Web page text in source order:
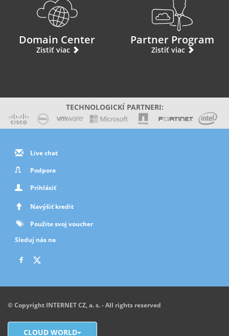
Domain Center
Zistiť viac
Partner Program
Zistiť viac
TECHNOLOGICKÍ PARTNERI:
Live chat
Podpora
Prihlásiť
Navýšiť kredit
Použite svoj voucher
Sleduj nás na
© Copyright INTERNET CZ, a. s. - All rights reserved
CLOUD WORLD